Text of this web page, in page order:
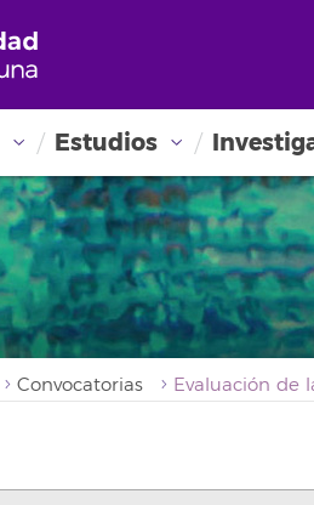
Estudios
Convocatorias